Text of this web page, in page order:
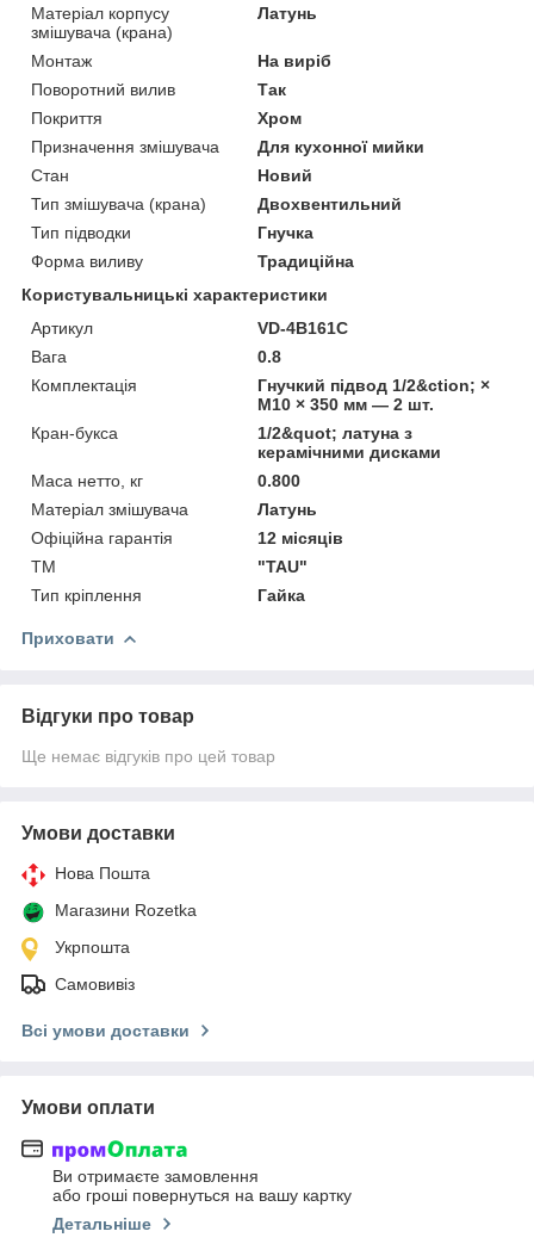
Матеріал корпусу
змішувача (крана)
Латунь
Монтаж
На виріб
Поворотний вилив
Так
Покриття
Хром
Призначення змішувача
Для кухонної мийки
Стан
Новий
Тип змішувача (крана)
Двохвентильний
Тип підводки
Гнучка
Форма виливу
Традиційна
Користувальницькі характеристики
Артикул
VD-4B161C
Вага
0.8
Комплектація
Гнучкий підвод 1/2&ction; ×
M10 × 350 мм — 2 шт.
Кран-букса
1/2&quot; латуна з
керамічними дисками
Маса нетто, кг
0.800
Матеріал змішувача
Латунь
Офіційна гарантія
12 місяців
ТМ
"TAU"
Тип кріплення
Гайка
Приховати
Відгуки про товар
Ще немає відгуків про цей товар
Умови доставки
Нова Пошта
Магазини Rozetka
Укрпошта
Самовивіз
Всі умови доставки
Умови оплати
Ви отримаєте замовлення
або гроші повернуться на вашу картку
Детальніше